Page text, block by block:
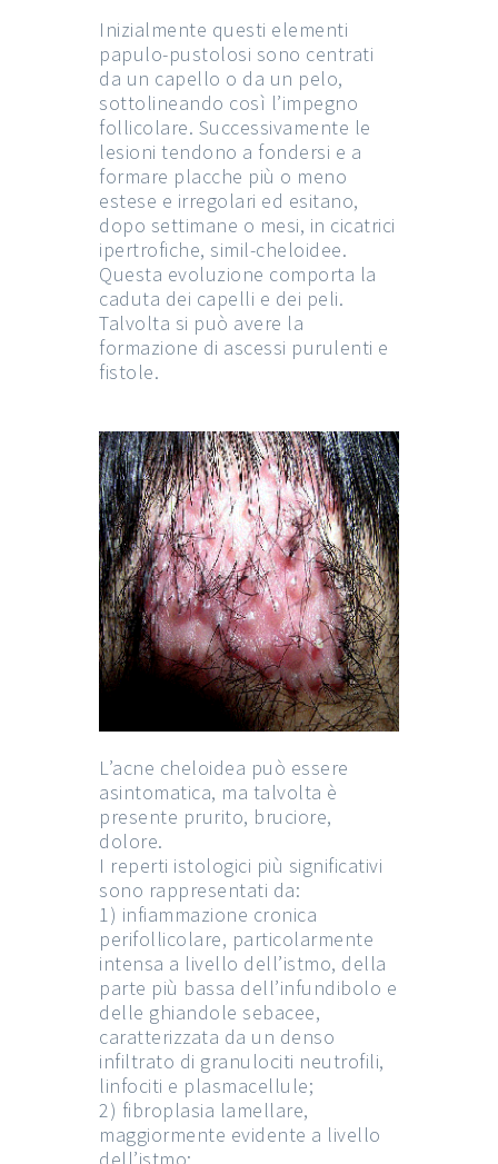
Inizialmente questi elementi
papulo-pustolosi sono centrati
da un capello o da un pelo,
sottolineando così l’impegno
follicolare. Successivamente le
lesioni tendono a fondersi e a
formare placche più o meno
estese e irregolari ed esitano,
dopo settimane o mesi, in cicatrici
ipertrofiche, simil-cheloidee.
Questa evoluzione comporta la
caduta dei capelli e dei peli.
Talvolta si può avere la
formazione di ascessi purulenti e
fistole.
L’acne cheloidea può essere
asintomatica, ma talvolta è
presente prurito, bruciore,
dolore.
I reperti istologici più significativi
sono rappresentati da:
1) infiammazione cronica
perifollicolare, particolarmente
intensa a livello dell’istmo, della
parte più bassa dell’infundibolo e
delle ghiandole sebacee,
caratterizzata da un denso
infiltrato di granulociti neutrofili,
linfociti e plasmacellule;
2) fibroplasia lamellare,
maggiormente evidente a livello
dell’istmo;